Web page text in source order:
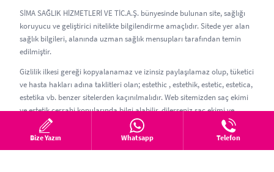
SİMA SAĞLIK HİZMETLERİ VE TİC.A.Ş. bünyesinde bulunan site, sağlığı
koruyucu ve geliştirici nitelikte bilgilendirme amaçlıdır. Sitede yer alan
sağlık bilgileri, alanında uzman sağlık mensupları tarafından temin
edilmiştir.
Gizlilik ilkesi gereği kopyalanamaz ve izinsiz paylaşılamaz olup, tüketici
ve hasta hakları adına taklitleri olan; estethic , estethik, estetic, estetica,
estetika vb. benzer sitelerden kaçınılmalıdır. Web sitemizden saç ekimi
ve estetik cerrahi konularında bilgi alabilir, dilerseniz saç ekimi ve
estetik randevusu oluşturabilirsiniz.
Güncelleme Tarihi: 06.08.2026
Bize Yazın Whatsapp Telefon